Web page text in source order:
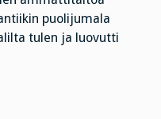
puolijumala
tulen ja luovutti